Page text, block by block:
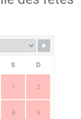
S D
1 2
8 9